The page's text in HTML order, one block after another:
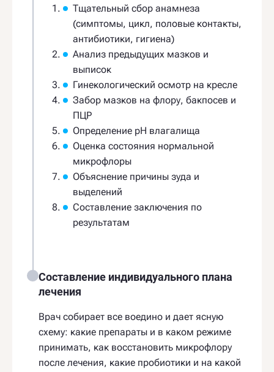
Тщательный сбор анамнеза
(симптомы, цикл, половые контакты,
антибиотики, гигиена)
Анализ предыдущих мазков и
выписок
Гинекологический осмотр на кресле
Забор мазков на флору, бакпосев и
ПЦР
Определение pH влагалища
Оценка состояния нормальной
микрофлоры
Объяснение причины зуда и
выделений
Составление заключения по
результатам
Составление индивидуального плана
лечения
Врач собирает все воедино и дает ясную
схему: какие препараты и в каком режиме
принимать, как восстановить микрофлору
после лечения, какие пробиотики и на какой